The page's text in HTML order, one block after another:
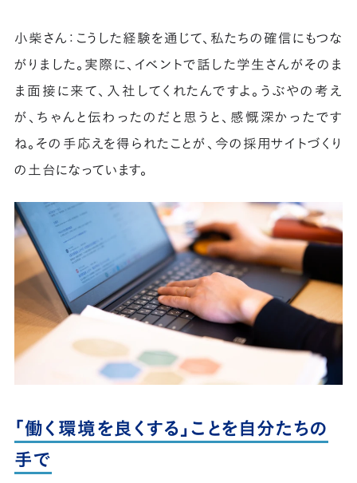
小柴さん：こうした経験を通じて、私たちの確信にもつな
がりました。実際に、イベントで話した学生さんがそのま
ま面接に来て、入社してくれたんですよ。うぶやの考え
が、ちゃんと伝わったのだと思うと、感慨深かったです
ね。その手応えを得られたことが、今の採用サイトづくり
の土台になっています。
「働く環境を良くする」ことを自分たちの
手で